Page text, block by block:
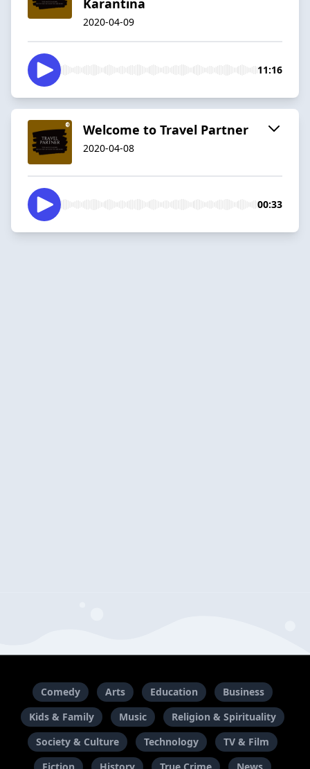
2020-04-09
11:16
Welcome to Travel Partner
2020-04-08
00:33
Comedy Arts Education
Business
Kids & Family
Music
Religion & Spirituality
Society & Culture
Technology
TV & Film